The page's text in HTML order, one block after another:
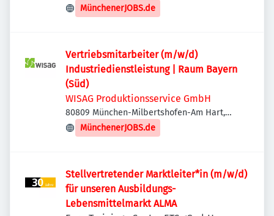
Deutschland
MünchenerJOBS.de
Vertriebsmitarbeiter (m/w/d)
Industriedienstleistung | Raum Bayern
(Süd)
WISAG Produktionsservice GmbH
80809 München-Milbertshofen-Am Hart,
Deutschland
MünchenerJOBS.de
Stellvertretender Marktleiter*in (m/w/d)
für unseren Ausbildungs-
Lebensmittelmarkt ALMA